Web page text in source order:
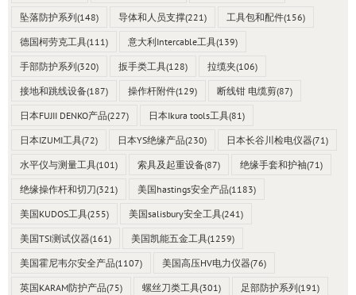
坠落防护系列(148) 导体和人员支撑(221) 工具包和配件(156)
德国柯劳克工具(111) 意大利Intercable工具(139)
手部防护系列(320) 扳手类工具(128) 拉缆夹(106)
接地和跳线设备(187) 操作杆附件(129) 断线钳 电缆剪(87)
日本FUJII DENKO产品(227) 日本Ikura tools工具(81)
日本IZUMI工具(72) 日本YS绝缘产品(230) 日本长谷川检电仪器(71)
水平仪与测量工具(101) 索具及起重设备(87) 绝缘手套和护袖(71)
绝缘操作杆和切刀(321) 美国hastings安全产品(1183)
美国KUDOS工具(255) 美国salisbury安全工具(241)
美国TSI测试仪器(161) 美国凯能五金工具(1259)
美国霍尼韦尔安全产品(1107) 美国高压HV电力仪器(76)
英国KARAM防护产品(75) 螺丝刀类工具(301) 足部防护系列(191)